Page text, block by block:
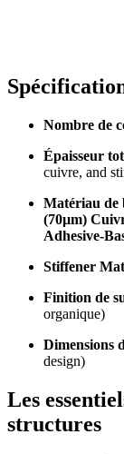
Nombre de
Épaisseur
cuivre, and
Matériau de
(70µm)
Adhesive-
Stiffener
Finition de
organique)
Dimensions
design)
Les
structures